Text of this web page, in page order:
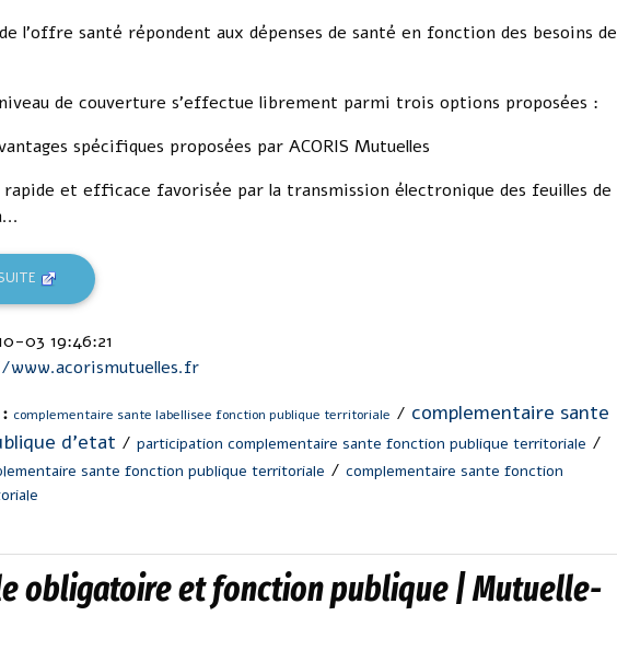
l'offre santé répondent aux dépenses de santé en fonction des besoins de
de couverture s'effectue librement parmi trois options proposées :
spécifiques proposées par ACORIS Mutuelles
et efficace favorisée par la transmission électronique des feuilles de
03 19:46:21
complementaire sante labellisee fonction publique territoriale / complementaire sante
d'etat / participation complementaire sante fonction publique territoriale /
sante fonction publique territoriale / complementaire sante fonction
obligatoire et fonction publique | Mutuelle-